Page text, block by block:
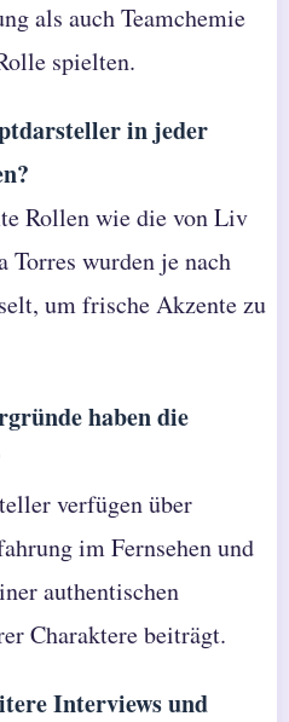
als auch Teamchemie
spielten.
in jeder
Rollen wie die von Liv
Torres wurden je nach
um frische Akzente zu
haben die
verfügen über
im Fernsehen und
authentischen
Charaktere beiträgt.
Interviews und